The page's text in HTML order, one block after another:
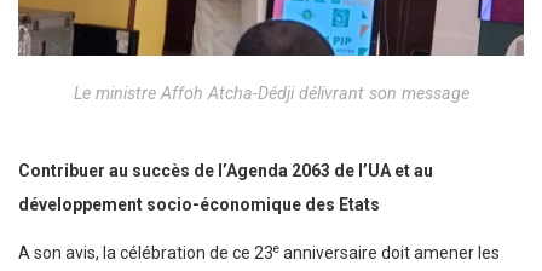
Le ministre Affoh Atcha-Dédji délivrant son message
Contribuer au succès de l’Agenda 2063 de l’UA et au
développement socio-économique des Etats
A son avis, la célébration de ce 23e anniversaire doit amener les